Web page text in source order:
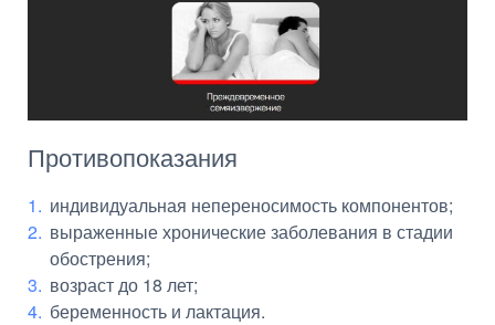
Противопоказания
индивидуальная непереносимость компонентов;
выраженные хронические заболевания в стадии
обострения;
возраст до 18 лет;
беременность и лактация.